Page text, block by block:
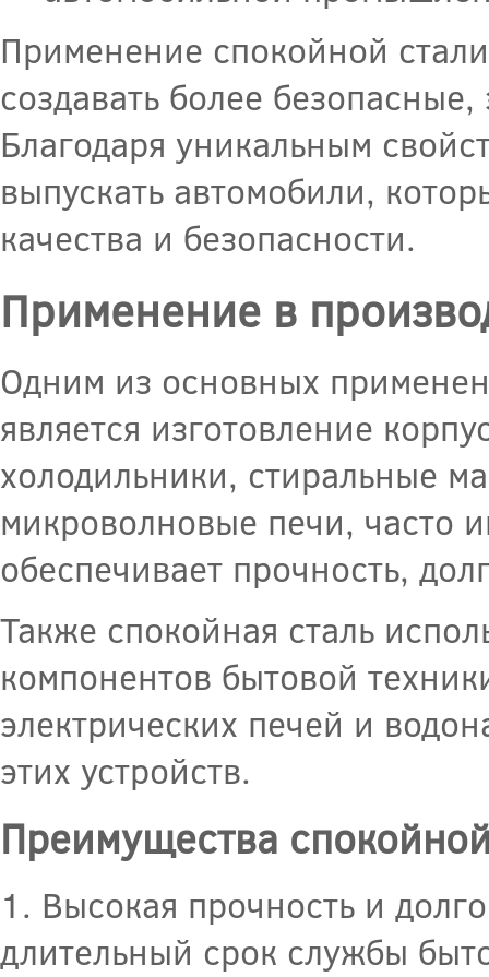
Применение спокойной
создавать более
Благодаря уникальным
выпускать автомобили,
качества и безопасности.
Применение в
Одним из основных
является изготовление
холодильники, стиральные
микроволновые печи, часто
обеспечивает прочность,
Также спокойная сталь
компонентов бытовой
электрических печей и
этих устройств.
Преимущества
1. Высокая прочность и
длительный срок службы